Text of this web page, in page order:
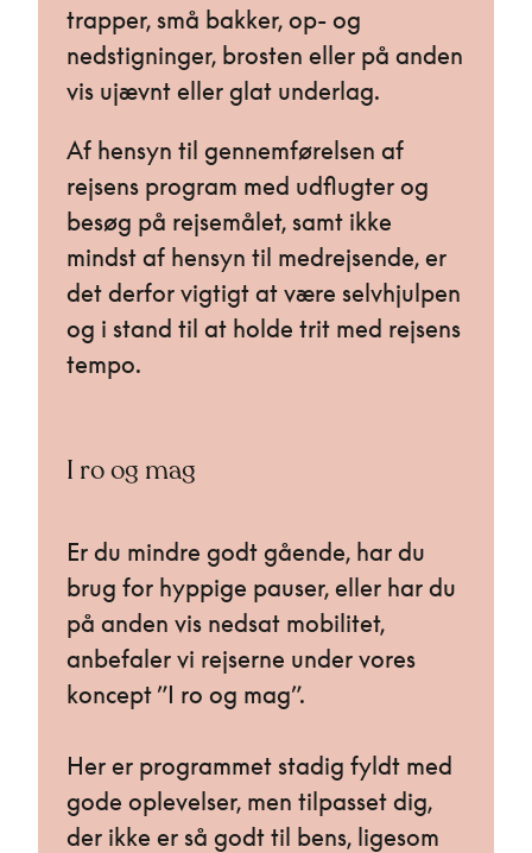
trapper, små bakker, op- og
nedstigninger, brosten eller på anden
vis ujævnt eller glat underlag.
Af hensyn til gennemførelsen af
rejsens program med udflugter og
besøg på rejsemålet, samt ikke
mindst af hensyn til medrejsende, er
det derfor vigtigt at være selvhjulpen
og i stand til at holde trit med rejsens
tempo.
I ro og mag
Er du mindre godt gående, har du
brug for hyppige pauser, eller har du
på anden vis nedsat mobilitet,
anbefaler vi rejserne under vores
koncept ”I ro og mag”.
Her er programmet stadig fyldt med
gode oplevelser, men tilpasset dig,
der ikke er så godt til bens, ligesom